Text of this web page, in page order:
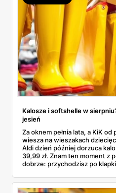
Kalosze i softshelle w
jesień
Za oknem pełnia lata, a KiK od
wiesza na wieszakach
Aldi dzień później dorzuca
39,99 zł. Znam ten moment z
dobrze: przychodzisz po
pojawi się w gazetkach w
sens kupować jesień, zanim